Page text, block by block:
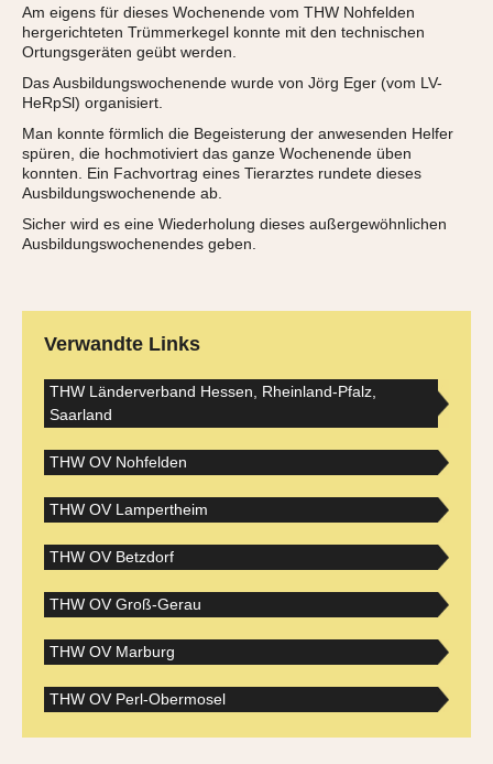
Am eigens für dieses Wochenende vom THW Nohfelden
hergerichteten Trümmerkegel konnte mit den technischen
Ortungsgeräten geübt werden.
Das Ausbildungswochenende wurde von Jörg Eger (vom LV-
HeRpSl) organisiert.
Man konnte förmlich die Begeisterung der anwesenden Helfer
spüren, die hochmotiviert das ganze Wochenende üben
konnten. Ein Fachvortrag eines Tierarztes rundete dieses
Ausbildungswochenende ab.
Sicher wird es eine Wiederholung dieses außergewöhnlichen
Ausbildungswochenendes geben.
Verwandte Links
THW Länderverband Hessen, Rheinland-Pfalz,
Saarland
THW OV Nohfelden
THW OV Lampertheim
THW OV Betzdorf
THW OV Groß-Gerau
THW OV Marburg
THW OV Perl-Obermosel